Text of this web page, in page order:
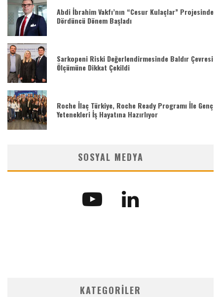
Abdi İbrahim Vakfı’nın “Cesur Kulaçlar” Projesinde
Dördüncü Dönem Başladı
Sarkopeni Riski Değerlendirmesinde Baldır Çevresi
Ölçümüne Dikkat Çekildi
Roche İlaç Türkiye, Roche Ready Programı İle Genç
Yetenekleri İş Hayatına Hazırlıyor
SOSYAL MEDYA
KATEGORILER